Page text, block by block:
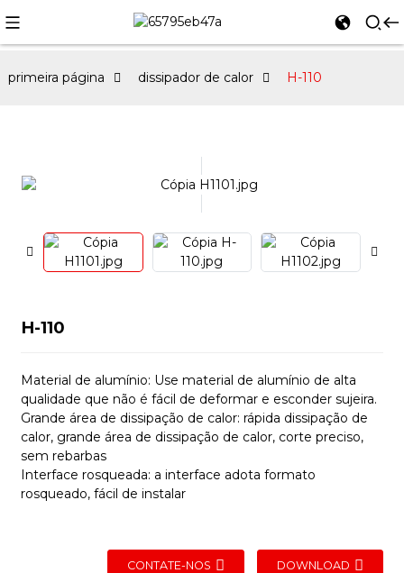
primeira página dissipador de calor H-110
H-110
Material de alumínio: Use material de alumínio de alta
qualidade que não é fácil de deformar e esconder sujeira.
Grande área de dissipação de calor: rápida dissipação de
calor, grande área de dissipação de calor, corte preciso,
sem rebarbas
Interface rosqueada: a interface adota formato
rosqueado, fácil de instalar
CONTATE-NOS DOWNLOAD